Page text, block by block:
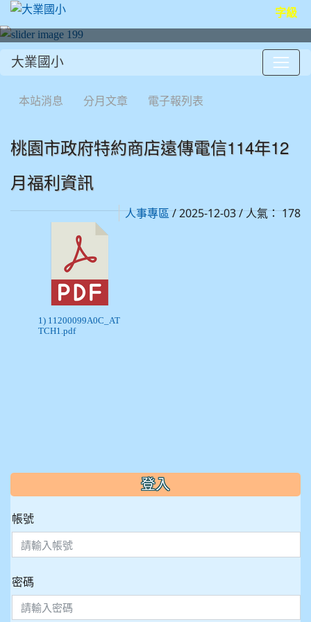
字級
大業國小
本站消息 分月文章 電子報列表
桃園市政府特約商店遠傳電信114年12
月福利資訊
人事專區/ 2025-12-03 / 人氣： 178
1) 11200099A0C_AT
TCH1.pdf
::: 登入
帳號
密碼